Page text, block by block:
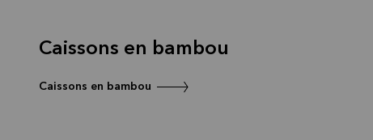
Caissons en bambou
Caissons en bambou